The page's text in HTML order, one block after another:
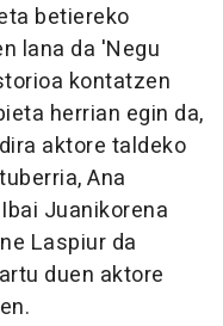
betiereko
lana da 'Negu
kontatzen
herrian egin da,
aktore taldeko
Ana
Juanikorena
Laspiur da
duen aktore